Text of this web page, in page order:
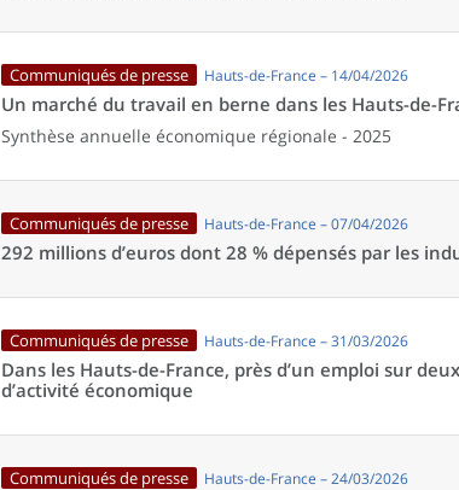
Communiqués de presse Hauts-de-France – 14/04/2026
Un marché du travail en berne dans les Hauts-de-
Synthèse annuelle économique régionale - 2025
Communiqués de presse Hauts-de-France – 07/04/2026
292 millions d’euros dont 28 % dépensés par les
Communiqués de presse Hauts-de-France – 31/03/2026
Dans les Hauts-de-France, près d’un emploi sur
d’activité économique
Communiqués de presse Hauts-de-France – 24/03/2026